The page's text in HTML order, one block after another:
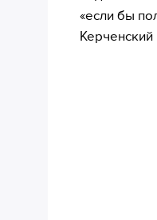
«если бы
Керченский